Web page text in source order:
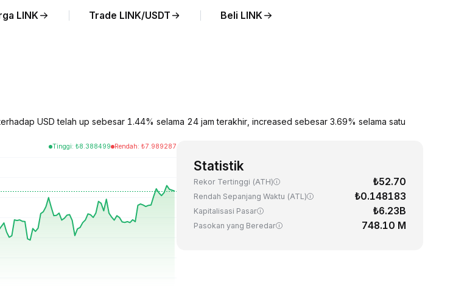
LINK Trade LINK/USDT Beli LINK
USD telah up sebesar 1.44% selama 24 jam terakhir, increased sebesar 3.69% selama satu
Tinggi: ₺8.388499 Rendah: ₺7.989287
Statistik
Rekor Tertinggi (ATH) ₺52.70
Rendah Sepanjang Waktu (ATL) ₺0.148183
Kapitalisasi Pasar ₺6.23B
Pasokan yang Beredar 748.10 M